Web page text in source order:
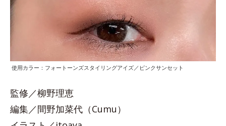
使用カラー：フォートーンズスタイリングアイズ／ピンクサンセット
監修／柳野理恵
編集／間野加菜代（Cumu）